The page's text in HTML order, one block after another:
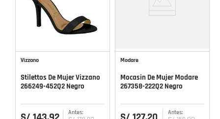
Vizzano
Stilettos De Mujer Vizzano
266249-452Q2 Negro
Modare
Mocasin De Mujer Modare
267358-222Q2 Negro